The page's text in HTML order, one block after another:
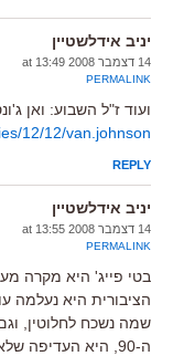
יניב אידלשטיין
14 דצמבר 2008 at 13:49
PERMALINK
ועוד ז"ל השבוע: ואן
12/12/van.johnson/
REPLY
יניב אידלשטיין
14 דצמבר 2008 at 13:55
PERMALINK
בטי פייג' היא מקרה
הציבורית היא נעלמה
שמה נשכח לחלוטין,
ה-90, היא העדיפה